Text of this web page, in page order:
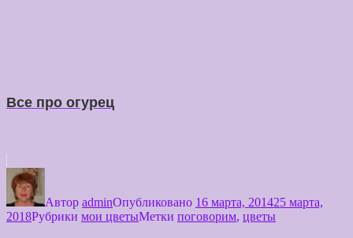
Все про огурец
Автор adminОпубликовано 16 марта, 201425 марта,
2018Рубрики мои цветыМетки поговорим, цветы